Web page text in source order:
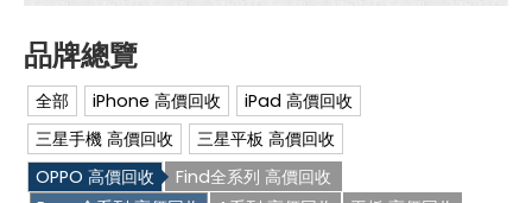
全部 iPhone 高價回收
iPad 高價回收
三星手機 高價回收
三星平板 高價回收
OPPO 高價回收
Find全系列 高價回收